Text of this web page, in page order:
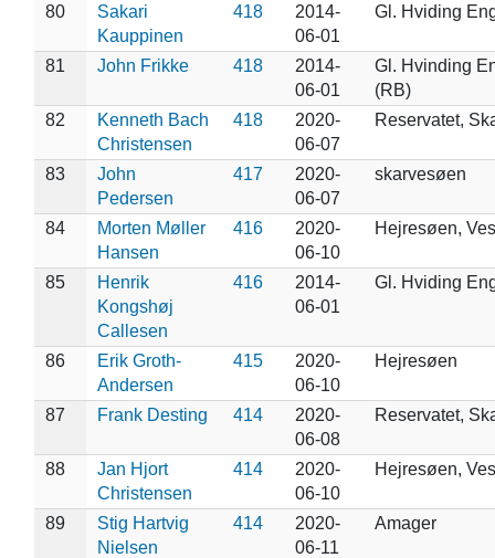
80
Sakari
Kauppinen
418
2014-
06-01
Gl. Hviding
81 John Frikke 418
2014-
06-01
Gl. Hvinding
(RB)
82
Kenneth Bach
Christensen
418
2020-
06-07
Reservatet,
83
John
Pedersen
417
2020-
06-07
skarvesøen
84
Morten Møller
Hansen
416
2020-
06-10
Hejresøen,
85
Henrik
Kongshøj
Callesen
416
2014-
06-01
Gl. Hviding
86
Erik Groth-
Andersen
415
2020-
06-10
Hejresøen
87 Frank Desting 414
2020-
06-08
Reservatet,
88
Jan Hjort
Christensen
414
2020-
06-10
Hejresøen,
89
Stig Hartvig
Nielsen
414
2020-
06-11
Amager